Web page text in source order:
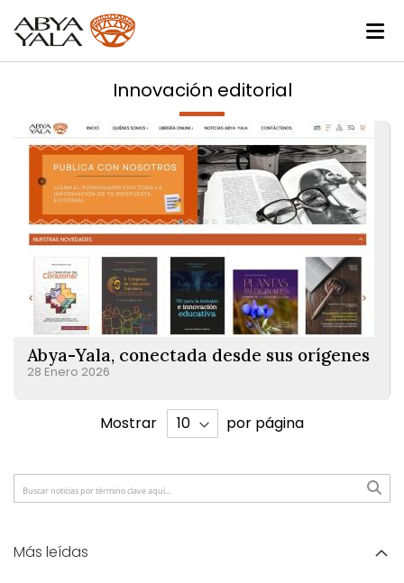
Innovación editorial
Abya-Yala, conectada desde sus orígenes
28 Enero 2026
Mostrar por página
Más leídas